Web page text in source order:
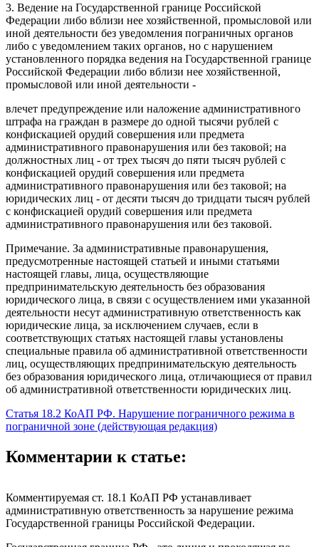
3. Ведение на Государственной границе Российской
Федерации либо вблизи нее хозяйственной, промысловой или
иной деятельности без уведомления пограничных органов
либо с уведомлением таких органов, но с нарушением
установленного порядка ведения на Государственной границе
Российской Федерации либо вблизи нее хозяйственной,
промысловой или иной деятельности -
влечет предупреждение или наложение административного
штрафа на граждан в размере до одной тысячи рублей с
конфискацией орудий совершения или предмета
административного правонарушения или без таковой; на
должностных лиц - от трех тысяч до пяти тысяч рублей с
конфискацией орудий совершения или предмета
административного правонарушения или без таковой; на
юридических лиц - от десяти тысяч до тридцати тысяч рублей
с конфискацией орудий совершения или предмета
административного правонарушения или без таковой.
Примечание. За административные правонарушения,
предусмотренные настоящей статьей и иными статьями
настоящей главы, лица, осуществляющие
предпринимательскую деятельность без образования
юридического лица, в связи с осуществлением ими указанной
деятельности несут административную ответственность как
юридические лица, за исключением случаев, если в
соответствующих статьях настоящей главы установлены
специальные правила об административной ответственности
лиц, осуществляющих предпринимательскую деятельность
без образования юридического лица, отличающиеся от правил
об административной ответственности юридических лиц.
Статья 18.2 КоАП РФ. Нарушение пограничного режима в
пограничной зоне (действующая редакция)
Комментарии к статье:
Комментируемая ст. 18.1 КоАП РФ устанавливает
административную ответственность за нарушение режима
Государственной границы Российской Федерации.